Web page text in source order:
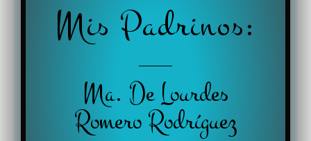
Mis Padrinos:
Ma. De Lourdes
Romero Rodríguez